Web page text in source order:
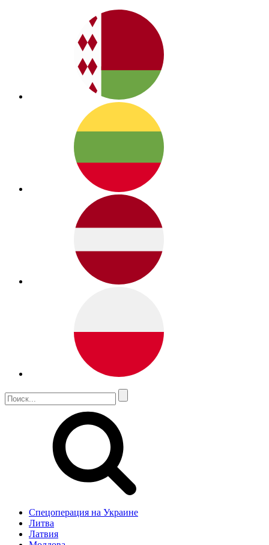
Спецоперация на Украине
Литва
Латвия